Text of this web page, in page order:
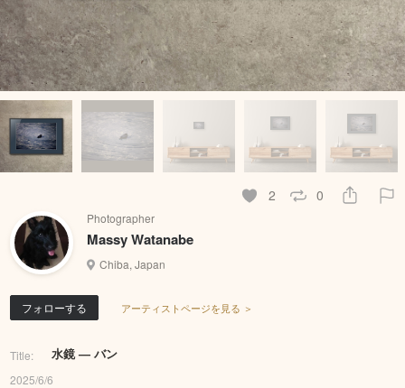
2 0
Photographer
Massy Watanabe
Chiba, Japan
フォローする アーティストページを見る ＞
Title: 水鏡 — バン
2025/6/6